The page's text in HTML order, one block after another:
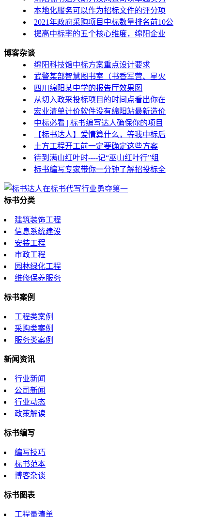
本地化服务可以作为招标文件的评分项
2021年政府采购项目中标数量排名前10公
提高中标率的五个核心维度，绵阳企业
博客杂谈
绵阳科技馆中标方案重点设计要求
武警某部智慧图书室（书香军营、星火
四川绵阳某中学的报告厅效果图
从切入政采投标项目的时间点看出你在
宏业清单计价软件没有绵阳站最新造价
中标必看 | 标书编写达人确保你的项目
【标书达人】爱情算什么，等我中标后
土方工程开工前一定要确定这些方案
待到满山红叶时----记“巫山红叶行”组
标书编写专家带你一分钟了解招投标全
标书分类
建筑装饰工程
信息系统建设
安装工程
市政工程
园林绿化工程
维修保养服务
标书案例
工程类案例
采购类案例
服务类案例
新闻资讯
行业新闻
公司新闻
行业动态
政策解读
标书编写
编写技巧
标书范本
博客杂谈
标书图表
工程量清单